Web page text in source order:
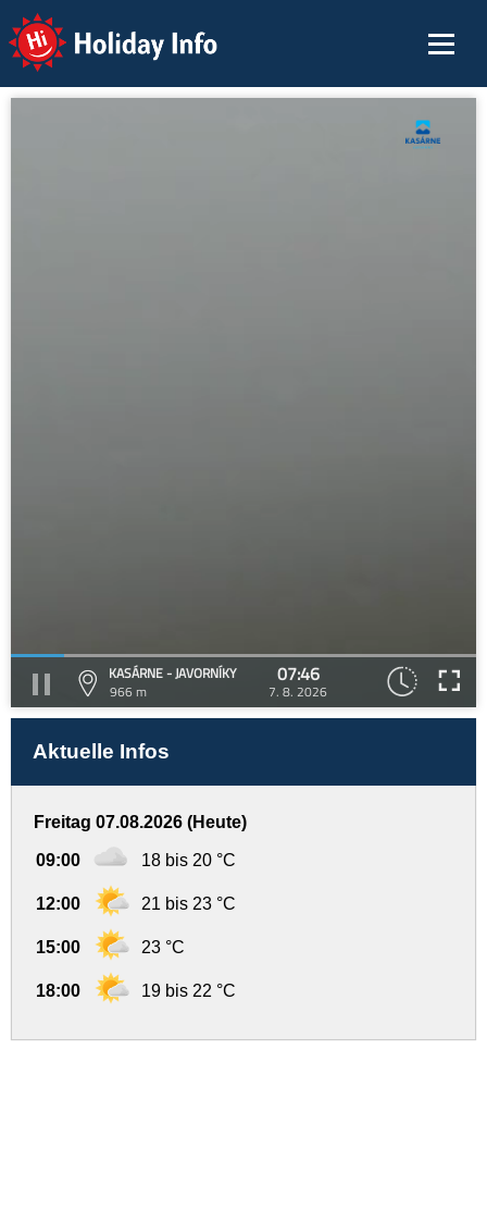
Holiday Info
KASÁRNE - JAVORNÍKY
966 m
07:46
7. 8. 2026
Aktuelle Infos
Freitag 07.08.2026 (Heute)
09:00 18 bis 20 °C
12:00 21 bis 23 °C
15:00 23 °C
18:00 19 bis 22 °C